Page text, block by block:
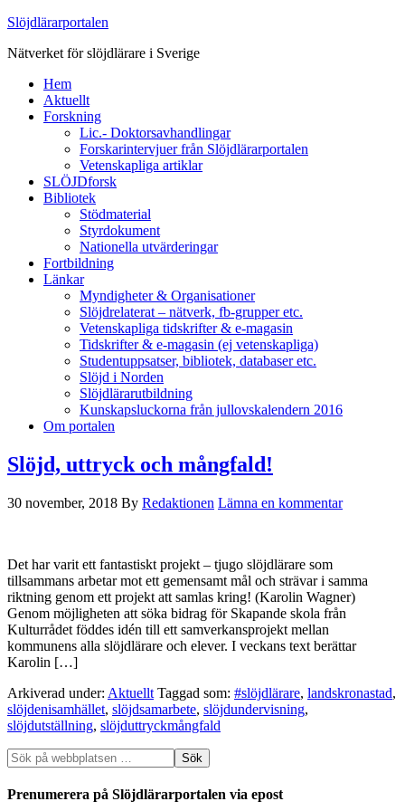
Slöjdlärarportalen
Nätverket för slöjdlärare i Sverige
Hem
Aktuellt
Forskning
Lic.- Doktorsavhandlingar
Forskarintervjuer från Slöjdlärarportalen
Vetenskapliga artiklar
SLÖJDforsk
Bibliotek
Stödmaterial
Styrdokument
Nationella utvärderingar
Fortbildning
Länkar
Myndigheter & Organisationer
Slöjdrelaterat – nätverk, fb-grupper etc.
Vetenskapliga tidskrifter & e-magasin
Tidskrifter & e-magasin (ej vetenskapliga)
Studentuppsatser, bibliotek, databaser etc.
Slöjd i Norden
Slöjdlärarutbildning
Kunskapsluckorna från jullovskalendern 2016
Om portalen
Slöjd, uttryck och mångfald!
30 november, 2018 By Redaktionen Lämna en kommentar
Det har varit ett fantastiskt projekt – tjugo slöjdlärare som
tillsammans arbetar mot ett gemensamt mål och strävar i samma
riktning genom ett projekt att samlas kring! (Karolin Wagner)
Genom möjligheten att söka bidrag för Skapande skola från
Kulturrådet föddes idén till ett samverkansprojekt mellan
kommunens alla slöjdlärare och elever. I veckans text berättar
Karolin […]
Arkiverad under: Aktuellt Taggad som: #slöjdlärare, landskronastad,
slöjdenisamhället, slöjdsamarbete, slöjdundervisning,
slöjdutställning, slöjduttryckmångfald
Prenumerera på Slöjdlärarportalen via epost